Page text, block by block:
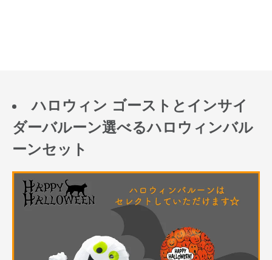
ハロウィン ゴーストとインサイ
ダーバルーン選べるハロウィンバル
ーンセット